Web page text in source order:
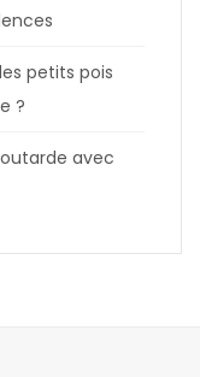
petits pois
?
avec